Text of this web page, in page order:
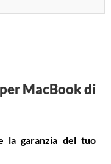
MacBook di
la garanzia del tuo